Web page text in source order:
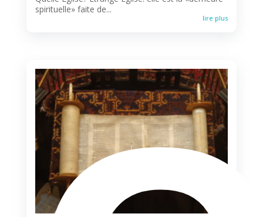
spirituelle» faite de...
lire plus